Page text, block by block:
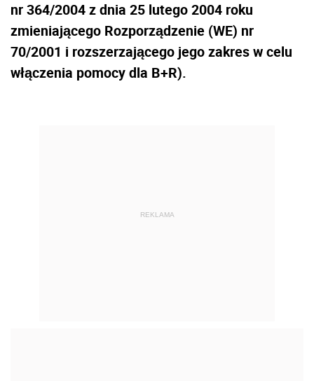
nr 364/2004 z dnia 25 lutego 2004 roku
zmieniającego Rozporządzenie (WE) nr
70/2001 i rozszerzającego jego zakres w celu
włączenia pomocy dla B+R).
REKLAMA